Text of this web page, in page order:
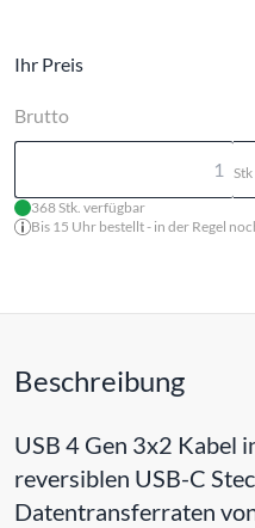
Ihr Preis
Brutto
Stk
368 Stk. verfügbar
Bis 15 Uhr bestellt - in der Regel
Beschreibung
USB 4 Gen 3x2 Kabel
reversiblen USB-C
Datentransferraten